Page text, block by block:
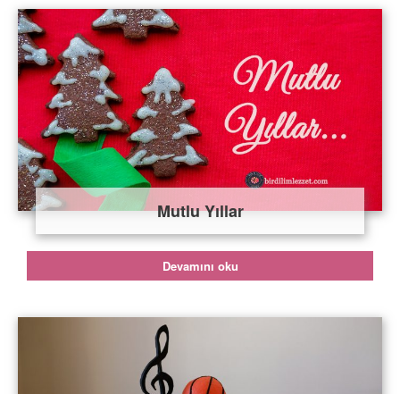
Mutlu Yıllar
Devamını oku